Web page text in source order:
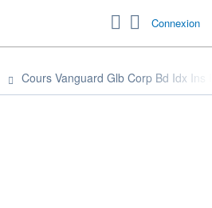
Connexion
Cours Vanguard Glb Corp Bd Idx Ins